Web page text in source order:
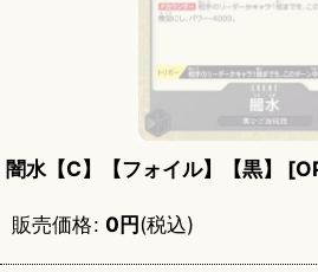
闇水【C】【フォイル】【黒】 [
販売価格: 0円(税込)